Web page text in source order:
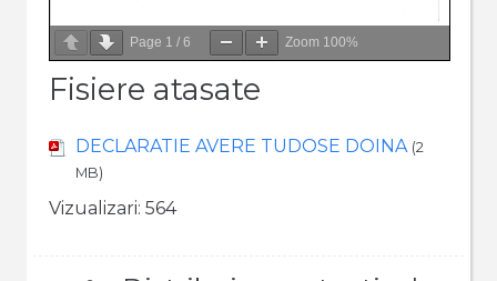
Page 1 / 6 Zoom 100%
Fisiere atasate
DECLARATIE AVERE TUDOSE DOINA (2
MB)
Vizualizari: 564